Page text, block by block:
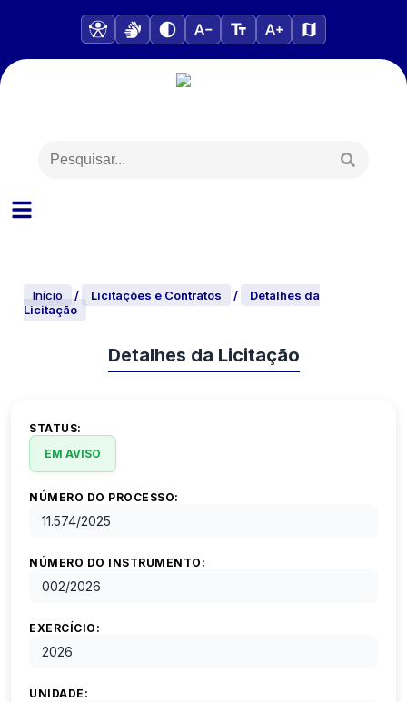
Início / Licitações e Contratos /
Detalhes da
Licitação
Detalhes da Licitação
STATUS:
EM AVISO
NÚMERO DO PROCESSO:
11.574/2025
NÚMERO DO INSTRUMENTO:
002/2026
EXERCÍCIO:
2026
UNIDADE: